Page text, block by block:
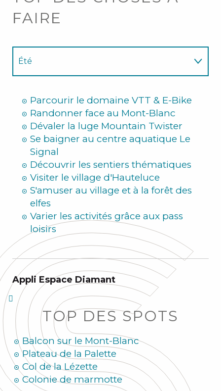
FAIRE
Été
Parcourir le domaine VTT & E-Bike
Randonner face au Mont-Blanc
Dévaler la luge Mountain Twister
Se baigner au centre aquatique Le
Signal
Découvrir les sentiers thématiques
Visiter le village d'Hauteluce
S'amuser au village et à la forêt des
elfes
Varier les activités grâce aux pass
loisirs
Appli Espace Diamant
TOP DES SPOTS
Balcon sur le Mont-Blanc
Plateau de la Palette
Col de la Lézette
Colonie de marmotte